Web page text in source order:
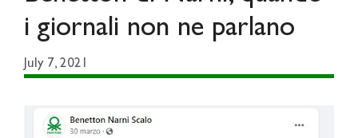
i giornali non ne parlano
July 7, 2021